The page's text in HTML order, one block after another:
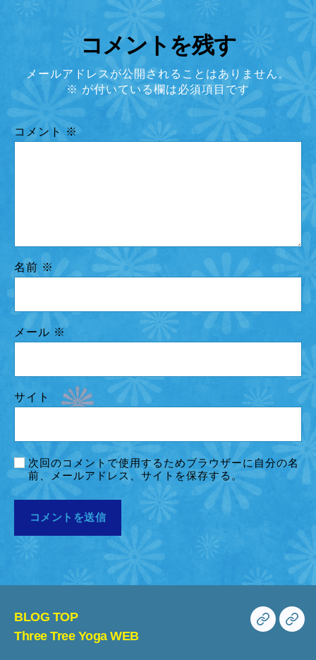
コメントを残す
メールアドレスが公開されることはありません。
※が付いている欄は必須項目です
コメント ※
名前 ※
メール ※
サイト
次回のコメントで使用するためブラウザーに自分の名
前、メールアドレス、サイトを保存する。
BLOG TOP
Three Tree Yoga WEB
BLOG